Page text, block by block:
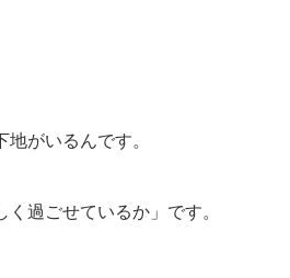
がいるんです。
過ごせているか」です。